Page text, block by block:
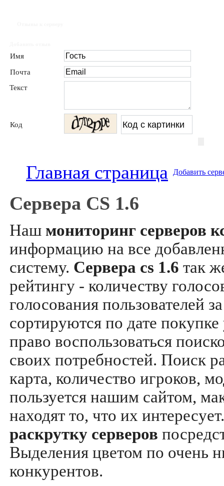
Имя
Почта
Текст
Код
Главная страница Добавить
Сервера CS 1.6
Наш мониторинг серверов
информацию на все
систему. Сервера cs 1.6 так
рейтингу - количеству
голосования пользователей
сортируются по дате
право воспользоваться
своих потребностей. Поиск
карта, количество игроков,
пользуется нашим сайтом,
находят то, что их
раскрутку серверов
Выделения цветом по очень
конкурентов.